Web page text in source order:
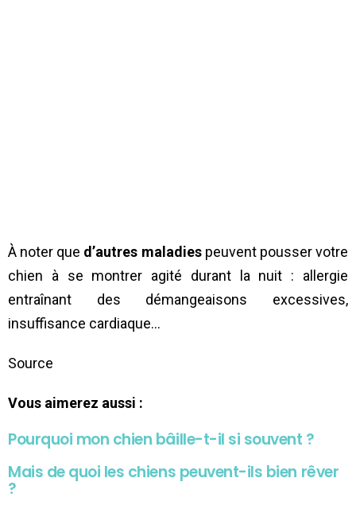
À noter que d’autres maladiespeuvent pousser votre
chien à se montrer agité durant la nuit : allergie
entraînant des démangeaisons excessives,
insuffisance cardiaque…
Source
Vous aimerez aussi :
Pourquoi mon chien bâille-t-il si souvent ?
Mais de quoi les chiens peuvent-ils bien rêver
?